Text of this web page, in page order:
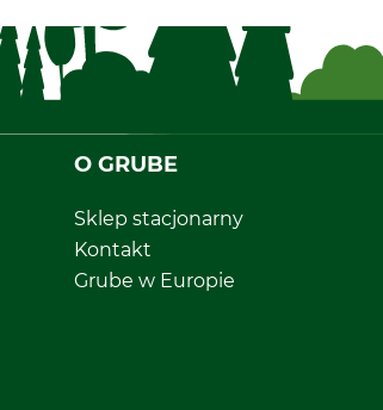
O GRUBE
Sklep stacjonarny
Kontakt
Grube w Europie